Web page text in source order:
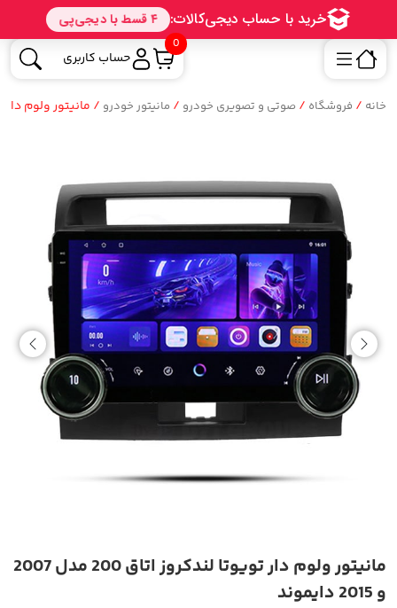
0
حساب کاربری
خانه / فروشگاه / صوتی و تصویری خودرو / مانیتور خودرو / مانیتور ولوم دار تویوتا
مانیتور ولوم دار تویوتا لندکروز اتاق 200 مدل 2007
و 2015 دایموند